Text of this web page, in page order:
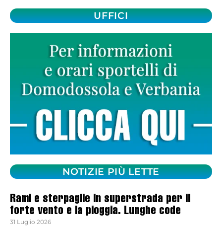
UFFICI
NOTIZIE PIÙ LETTE
Rami e sterpaglie in superstrada per il
forte vento e la pioggia. Lunghe code
31 Luglio 2026